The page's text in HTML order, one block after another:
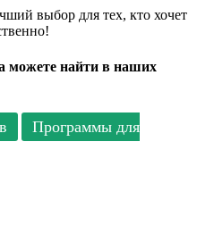
выбор для тех, кто хочет
можете найти в наших
Программы для